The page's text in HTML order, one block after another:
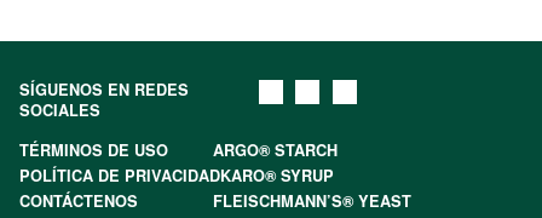
SÍGUENOS EN REDES
SOCIALES
TÉRMINOS DE USO
ARGO® STARCH
POLÍTICA DE PRIVACIDADKARO® SYRUP
CONTÁCTENOS
FLEISCHMANN’S® YEAST